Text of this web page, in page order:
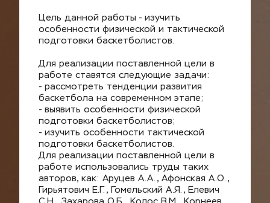
Цель данной работы - изучить
особенности физической и тактической
подготовки баскетболистов.
Для реализации поставленной цели в
работе ставятся следующие задачи:
- рассмотреть тенденции развития
баскетбола на современном этапе;
- выявить особенности физической
подготовки баскетболистов;
- изучить особенности тактической
подготовки баскетболистов.
Для реализации поставленной цели в
работе использовались труды таких
авторов, как: Аруцев А.А., Афонская А.О.,
Гирьятович Е.Г., Гомельский А.Я., Елевич